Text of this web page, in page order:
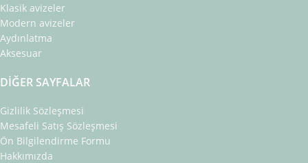
Klasik avizeler
Modern avizeler
Aydınlatma
Aksesuar
DIĞER SAYFALAR
Gizlilik Sözleşmesi
Mesafeli Satış Sözleşmesi
Ön Bilgilendirme Formu
Hakkımızda